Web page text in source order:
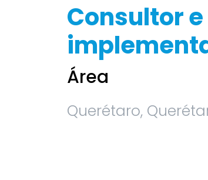
Consultor e
Área
Querétaro,